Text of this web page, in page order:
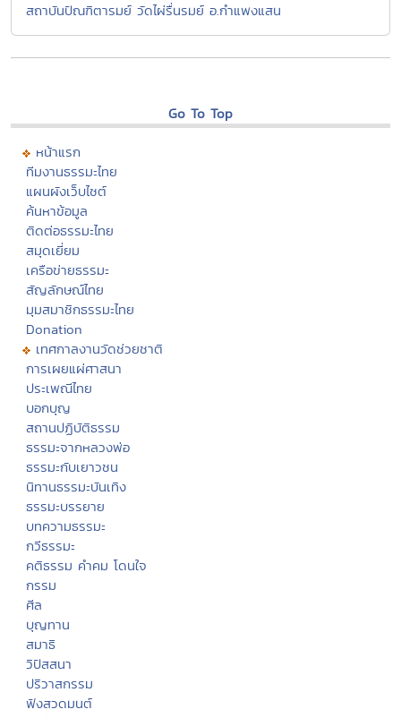
สถาบันปัณฑิตารมย์ วัดไผ่รื่นรมย์ อ.กำแพงแสน
Go To Top
หน้าแรก
ทีมงานธรรมะไทย
แผนผังเว็บไซต์
ค้นหาข้อมูล
ติดต่อธรรมะไทย
สมุดเยี่ยม
เครือข่ายธรรมะ
สัญลักษณ์ไทย
มุมสมาชิกธรรมะไทย
Donation
เทศกาลงานวัดช่วยชาติ
การเผยแผ่ศาสนา
ประเพณีไทย
บอกบุญ
สถานปฏิบัติธรรม
ธรรมะจากหลวงพ่อ
ธรรมะกับเยาวชน
นิทานธรรมะบันเทิง
ธรรมะบรรยาย
บทความธรรมะ
กวีธรรมะ
คติธรรม คำคม โดนใจ
กรรม
ศีล
บุญทาน
สมาธิ
วิปัสสนา
ปริวาสกรรม
ฟังสวดมนต์